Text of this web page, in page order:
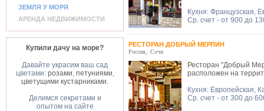
ЗЕМЛЯ У МОРЯ
АРЕНДА НЕДВИЖИМОСТИ
Купили дачу на море?
Давайте украсим ваш сад
цветами: розами, петуниями,
цветущими кустарниками.
Делимся секретами и
опытом на сайте
Кухня: Французская,
Ср. счет - от 900 до
РЕСТОРАН ДОБРЫЙ МЕРЛИН
Россия Сочи
Ресторан "Добрый
расположен на
Кухня: Европейская,
Ср. счет - от 300 до